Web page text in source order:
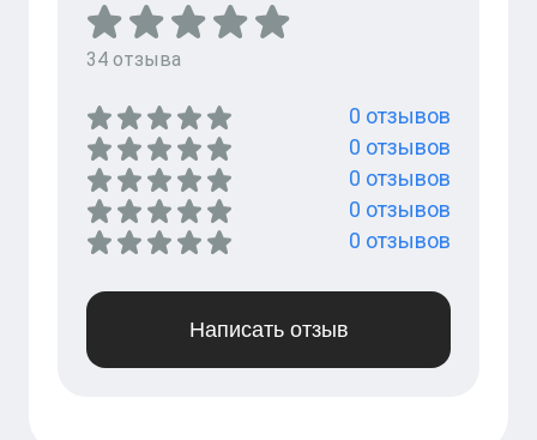
34 отзыва
0 отзывов
0 отзывов
0 отзывов
0 отзывов
0 отзывов
Написать отзыв